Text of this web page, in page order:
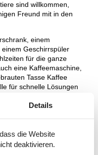
sind willkommen,
Freund mit in den
einem
Geschirrspüler
für die ganze
eine Kaffeemaschine,
Tasse Kaffee
für schnelle Lösungen
Sie Ihre
Im geräumigen
weiteren Fernseher
Details
die Website
deaktivieren.